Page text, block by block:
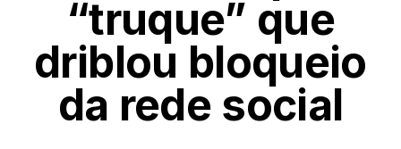
“truque” que
driblou bloqueio
da rede social